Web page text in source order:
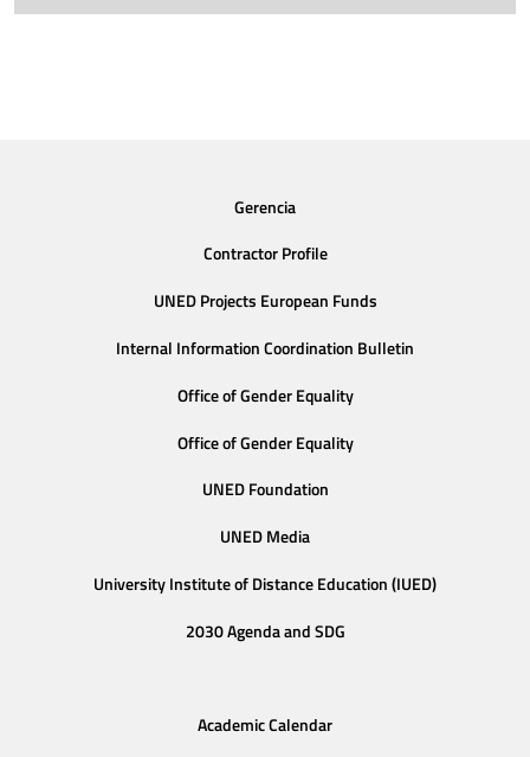
Gerencia
Contractor Profile
UNED Projects European Funds
Internal Information Coordination Bulletin
Office of Gender Equality
Office of Gender Equality
UNED Foundation
UNED Media
University Institute of Distance Education (IUED)
2030 Agenda and SDG
Academic Calendar